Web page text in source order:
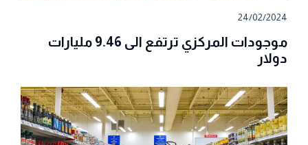
24/02/2024
موجودات المركزي ترتفع الى 9.46 مليارات
دولار